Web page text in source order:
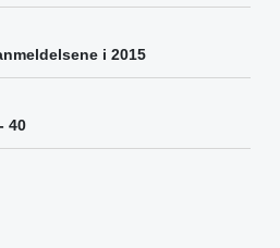
i 2015
40